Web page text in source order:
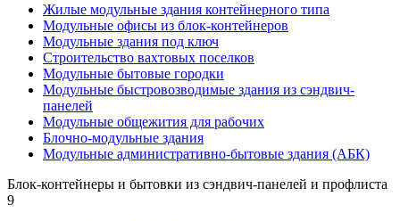
Жилые модульные здания контейнерного типа
Модульные офисы из блок-контейнеров
Модульные здания под ключ
Строительство вахтовых поселков
Модульные бытовые городки
Модульные быстровозводимые здания из сэндвич-
панелей
Модульные общежития для рабочих
Блочно-модульные здания
Модульные административно-бытовые здания (АБК)
Блок-контейнеры и бытовки из сэндвич-панелей и профлиста
9